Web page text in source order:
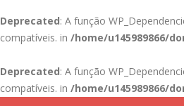
Deprecated: A função
compatíveis. in /home/u145989866/
Deprecated: A função
compatíveis. in /home/u145989866/